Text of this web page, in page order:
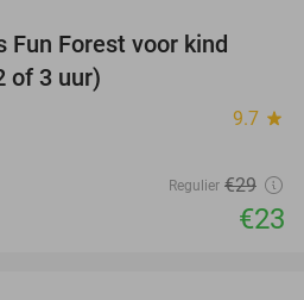
Fun Forest voor kind
of 3 uur)
9.7 star
Regulier €29
€23